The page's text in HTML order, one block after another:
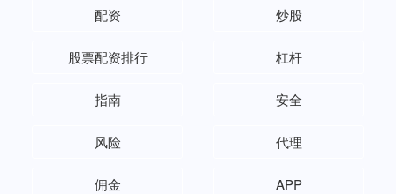
配资 炒股
股票配资排行 杠杆
指南 安全
风险 代理
佣金 APP